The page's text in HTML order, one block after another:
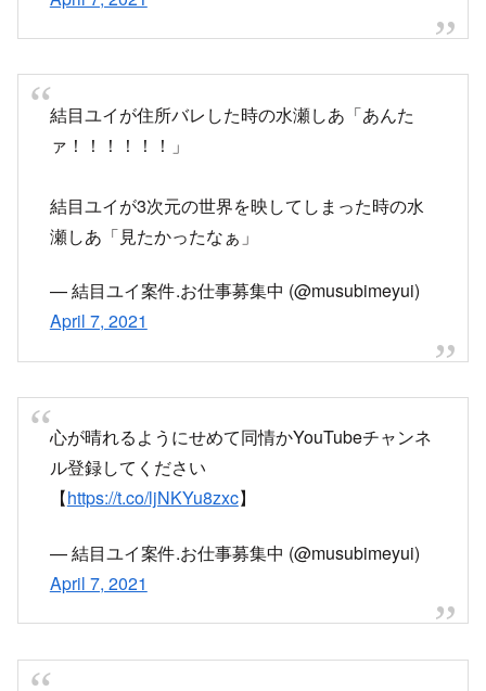
— 結目ユイ案件.お仕事募集中 (@musubimeyui)
April 7, 2021
ル登録してください
【https://t.co/ljNKYu8zxc】
— 結目ユイ案件.お仕事募集中 (@musubimeyui)
April 7, 2021
「ぶっさwwwコミュ抜けますwww」って言われ
てフォロワー減ると思ったら、事故ってからフォ
ロワーが500人近く増えてて草
これ、字面だけみたら事故ってフォロワー増えた
なので、美少女故にフォロワー増えたってことに
— 結目ユイ4/10誕生日いいね規制